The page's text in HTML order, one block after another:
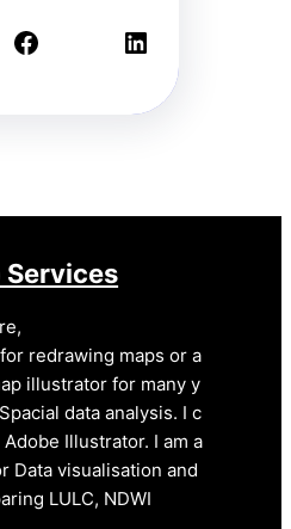
Facebook LinkedIn
redrawing maps or a
illustrator for many y
data analysis. I c
Illustrator. I am a
Data visualisation and
LULC, NDWI